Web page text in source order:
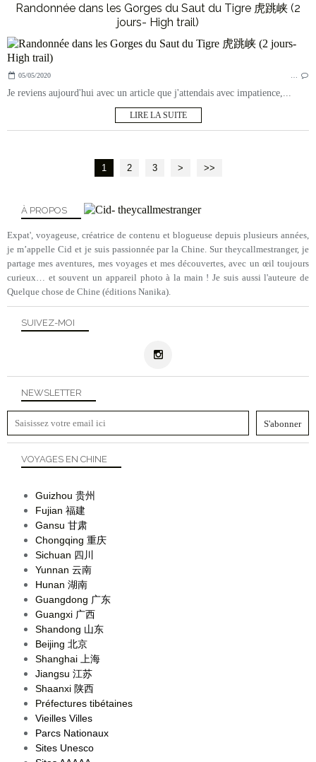
Randonnée dans les Gorges du Saut du Tigre 虎跳峡 (2
jours- High trail)
05/05/2020 …
Je reviens aujourd'hui avec un article que j'attendais avec impatience,...
LIRE LA SUITE
1 2 3 > >>
NEWSLETTER
SUIVEZ-MOI
À PROPOS
Expat', voyageuse, créatrice de contenu et blogueuse depuis plusieurs années,
je m’appelle Cid et je suis passionnée par la Chine. Sur theycallmestranger, je
partage mes aventures, mes voyages et mes découvertes, avec un œil toujours
curieux… et souvent un appareil photo à la main ! Je suis aussi l'auteure de
Quelque chose de Chine (éditions Nanika).
VOYAGES EN CHINE
Guizhou 贵州
Fujian 福建
Gansu 甘肃
Chongqing 重庆
Sichuan 四川
Yunnan 云南
Hunan 湖南
Guangdong 广东
Guangxi 广西
Shandong 山东
Beijing 北京
Shanghai 上海
Jiangsu 江苏
Shaanxi 陕西
Préfectures tibétaines
Vieilles Villes
Parcs Nationaux
Sites Unesco